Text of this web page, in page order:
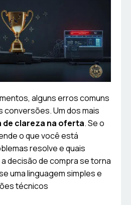
alguns erros comuns
conversões. Um dos mais
de clareza na oferta. Se o
o que você está
resolve e quais
decisão de compra se torna
uma linguagem simples e
técnicos